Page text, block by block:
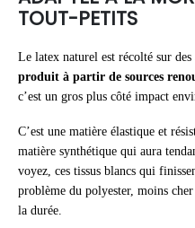
TOUT-PETITS
Le latex naturel est récolté sur
produit à partir de sources
c’est un gros plus côté impact
C’est une matière élastique et
matière synthétique qui aura
voyez, ces tissus blancs qui
problème du polyester, moins
la durée.